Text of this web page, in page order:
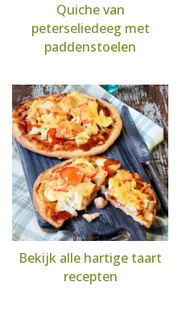
Quiche van
peterseliedeeg met
paddenstoelen
Bekijk alle hartige taart
recepten